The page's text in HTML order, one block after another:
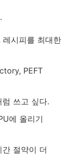
시피를 최대한
PEFT
쓰고 싶다.
에 올리기
절약이 더